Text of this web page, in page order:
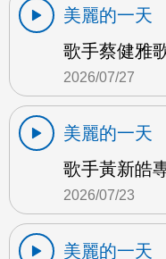
美麗的一天
歌手蔡健雅
2026/07/27
美麗的一天
歌手黃新皓
2026/07/23
美麗的一天